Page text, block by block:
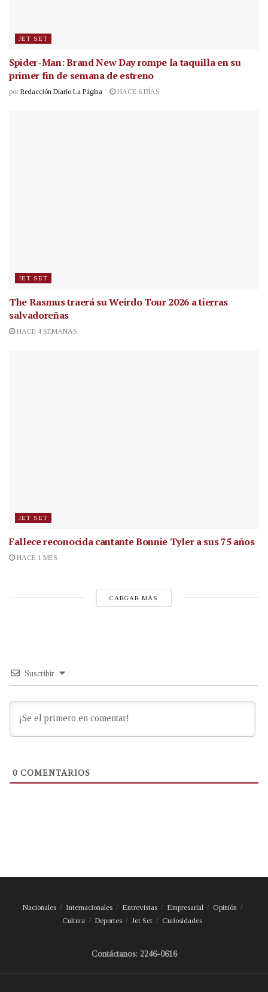
JET SET
Spider-Man: Brand New Day rompe la taquilla en su
primer fin de semana de estreno
por Redacción Diario La Página HACE 6 DÍAS
JET SET
The Rasmus traerá su Weirdo Tour 2026 a tierras
salvadoreñas
HACE 4 SEMANAS
JET SET
Fallece reconocida cantanteBonnie Tyler a sus 75 años
HACE 1 MES
CARGAR MÁS
Suscribir
0 COMENTARIOS
Nacionales Internacionales Entrevistas Empresarial
Opinión
Cultura
Deportes Jet Set Curiosidades
Contáctanos: 2246-0616